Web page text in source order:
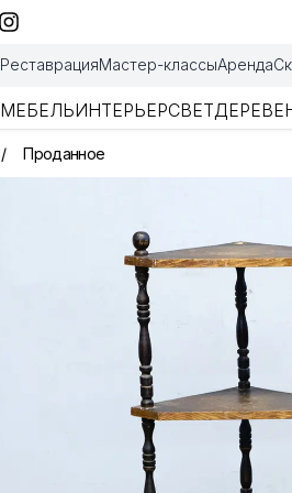
РеставрацияМастер-классыАренда
МЕБЕЛЬИНТЕРЬЕРСВЕТ
/ Проданное